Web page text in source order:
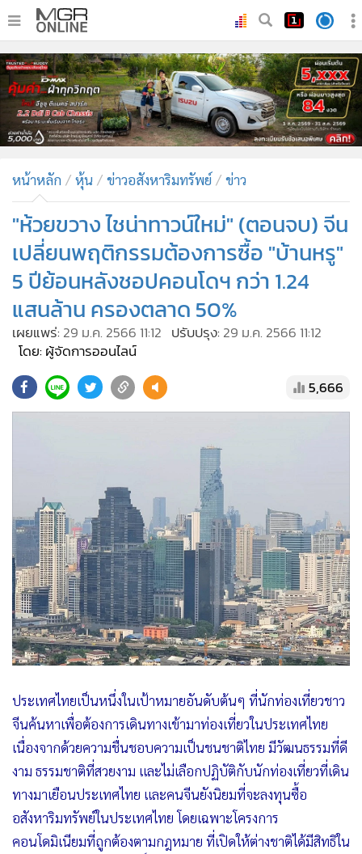
• หน้าหลัก
• ทันเหตุการณ์
• ภาคใต้
• ภูมิภาค
• บันเทิง
ผู้จัดการรายวัน
คอลัมนิสต์
• ละคร
• CbizReview
• Cyber BIZ
• ผู้จัดกวน
Good health & Well-being
• Green Innovation & SD
• Management & HR
• ท่องเที่ยว
• กีฬา
• ต่างประเทศ
• Special Scoop
• เศรษฐกิจ-ธุรกิจ
• จีน
• ชุมชน-คุณภาพชีวิต
อาชญากรรม
•
Motoring
เกม
วิทยาศาสตร์
• SMEs
• หุ้น
• อินโดจีน
หน้าหลัก หุ้น ข่าวอสังหาริมทรัพย์ ข่าว
"ห้วยขวาง ไชน่าทาวน์ใหม่" (ตอนจบ) จีน
เปลี่ยนพฤติกรรมต้องการซื้อ "บ้านหรู"
5 ปีย้อนหลังชอปคอนโดฯ กว่า 1.24
แสนล้าน ครองตลาด 50%
เผยแพร่: 29 ม.ค. 2566 11:12 ปรับปรุง: 29 ม.ค. 2566 11:12
โดย: ผู้จัดการออนไลน์
5,666
ประเทศไทยเป็นหนึ่งในเป้าหมายอันดับต้นๆ ที่นักท่องเที่ยวชาว
จีนค้นหาเพื่อต้องการเดินทางเข้ามาท่องเที่ยวในประเทศไทย
เนื่องจากด้วยความชื่นชอบความเป็นชนชาติไทย มีวัฒนธรรมที่ดี
งาม ธรรมชาติที่สวยงาม และไม่เลือกปฏิบัติกับนักท่องเที่ยวที่เดิน
ทางมาเยือนประเทศไทย และคนจีนยังนิยมที่จะลงทุนซื้อ
อสังหาริมทรัพย์ในประเทศไทย โดยเฉพาะโครงการ
คอนโดมิเนียมที่ถูกต้องตามกฎหมาย ที่เปิดให้ต่างชาติได้มีสิทธิใน